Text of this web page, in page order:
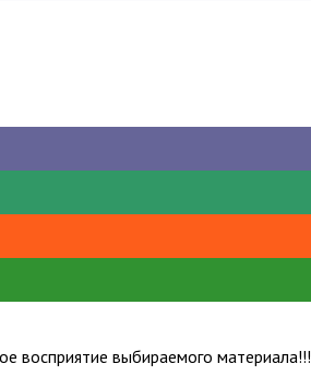
восприятие выбираемого материала!!!